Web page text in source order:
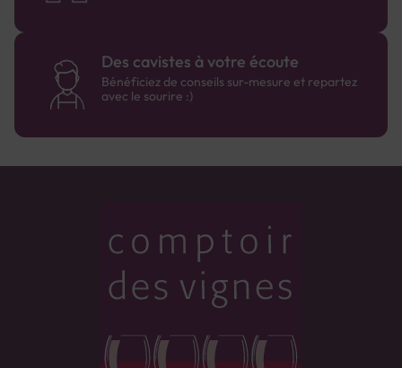
Des cavistes à votre écoute
Bénéficiez de conseils sur-mesure et repartez
avec le sourire :)